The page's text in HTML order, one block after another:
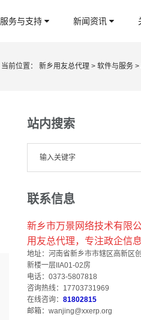
服务与支持 新闻资讯
当前位置： 新乡用友总代理 > 软件与服务 >
站内搜索
联系信息
新乡市万景网络技术有限
用友总代理，专注政企信息
地址：河南省新乡市市辖区高新区
新楼一层IIA01-02房
电话：0373-5807818
咨询热线：17703731969
在线咨询： 81802815
邮箱：wanjing@xxerp.org